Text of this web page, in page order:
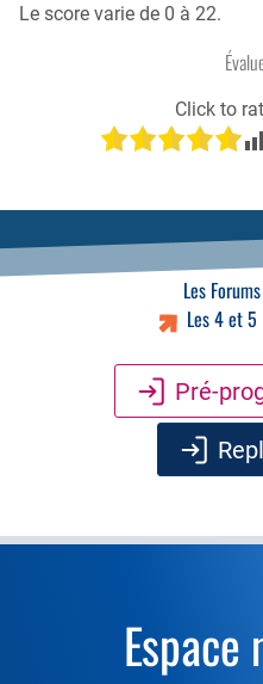
Le score varie de 0 à 22.
Click to
Les
Les 4 et
Pré-